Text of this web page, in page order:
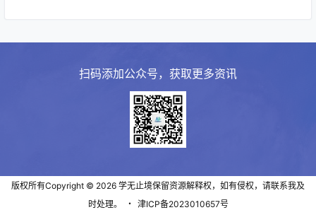
扫码添加公众号，获取更多资讯
版权所有Copyright © 2026 学无止境保留资源解释权，如有侵权，请联系我及
时处理。
・ 津ICP备2023010657号